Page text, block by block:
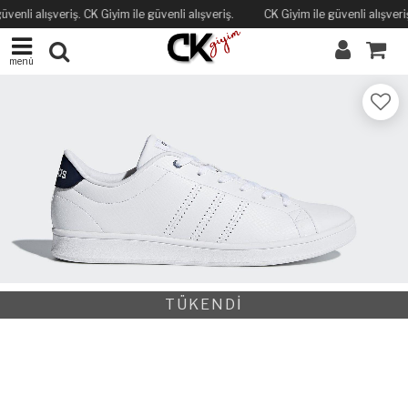
alışveriş. CK Giyim ile güvenli alışveriş. CK Giyim ile güvenli
menü
TÜKENDİ